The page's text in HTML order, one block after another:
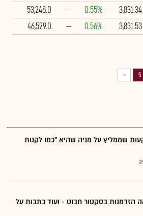
3,831.34
0.55%
--
53,248.0
3,831.53
0.56%
--
46,529.0
5
>
שממליץ על מניה שהיא "כמו לקנות
הזדמנות בסקטור חבוט - ועוד כתבות על